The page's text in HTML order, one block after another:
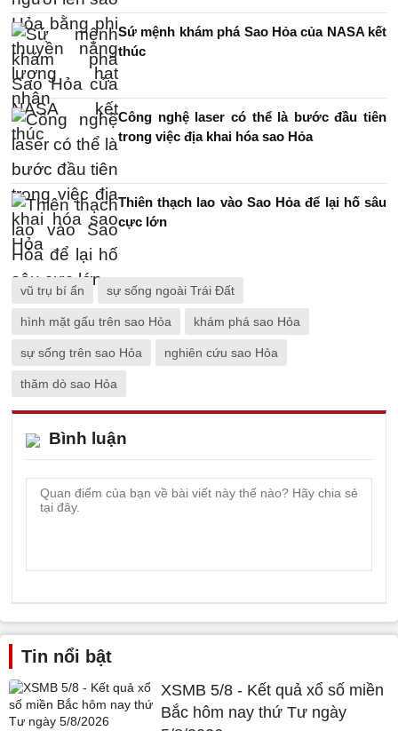
Sứ mệnh khám phá Sao Hỏa của NASA kết
thúc
Công nghệ laser có thể là bước đầu tiên
trong việc địa khai hóa sao Hỏa
Thiên thạch lao vào Sao Hỏa để lại hố sâu
cực lớn
vũ trụ bí ẩn sự sống ngoài Trái Đất
hình mặt gấu trên sao Hỏa khám phá sao Hỏa
sự sống trên sao Hỏa nghiên cứu sao Hỏa
thăm dò sao Hỏa
Bình luận
Tin nổi bật
XSMB 5/8 - Kết quả xổ số miền
Bắc hôm nay thứ Tư ngày